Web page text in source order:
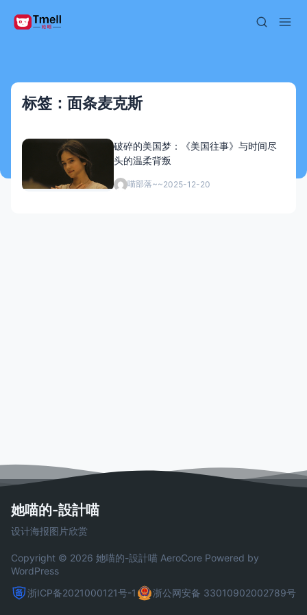
标签：面条麦克斯
破碎的美国梦：《美国往事》与时间尽
头的温柔背叛
喵部落~~2025-12-20
她喵的-設計喵
设计海报图片欣赏
Copyright © 2026 她喵的-設計喵 AeroCore Powered by
WordPress
浙ICP备2021000121号-1
浙公网安备 33010902002789号